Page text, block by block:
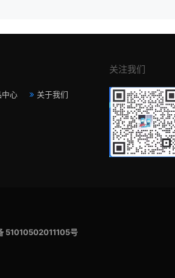
中心
关于我们
关注我们
51010502011105号